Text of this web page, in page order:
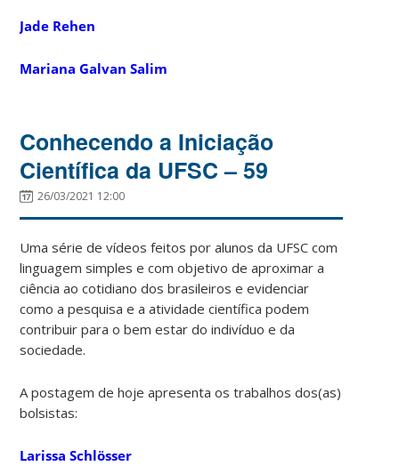
Jade Rehen
Mariana Galvan Salim
Conhecendo a Iniciação
Científica da UFSC – 59
26/03/2021 12:00
Uma série de vídeos feitos por alunos da UFSC com
linguagem simples e com objetivo de aproximar a
ciência ao cotidiano dos brasileiros e evidenciar
como a pesquisa e a atividade científica podem
contribuir para o bem estar do indivíduo e da
sociedade.
A postagem de hoje apresenta os trabalhos dos(as)
bolsistas:
Larissa Schlösser